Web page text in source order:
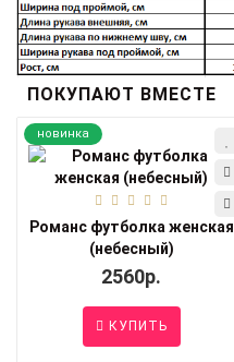
ПОКУПАЮТ ВМЕСТЕ
новинка
Романс футболка женская
(небесный)
2560р.
КУПИТЬ